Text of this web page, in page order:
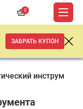
0
ЗАБРАТЬ КУПОН
инструмент